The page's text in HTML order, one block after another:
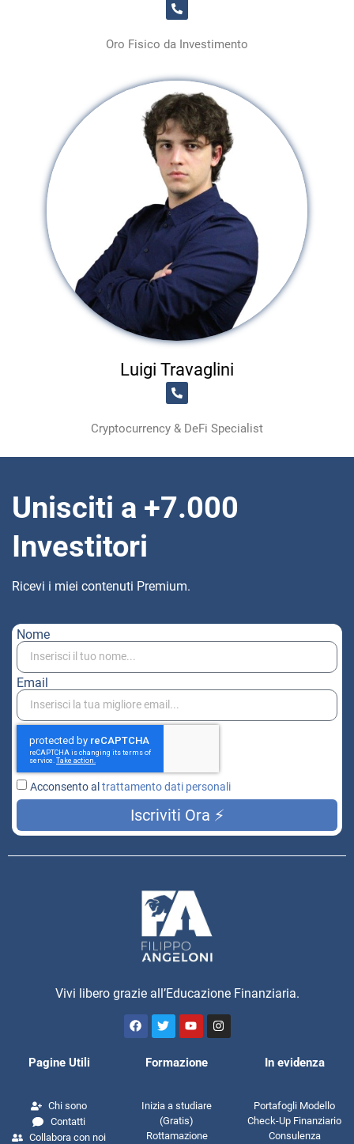
Oro Fisico da Investimento
Luigi Travaglini
Cryptocurrency & DeFi Specialist
Unisciti a +7.000
Investitori
Ricevi i miei contenuti Premium.
Nome
Email
Acconsento altrattamento dati personali
Iscriviti Ora ⚡
Vivi libero grazie all’Educazione Finanziaria.
Pagine Utili
Chi sono
Contatti
Collabora con noi
Formazione
Inizia a studiare
(Gratis)
Rottamazione
In evidenza
Portafogli Modello
Check-Up Finanziario
Consulenza